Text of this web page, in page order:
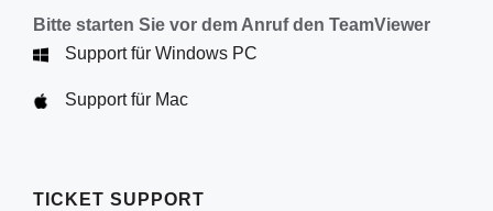
Bitte starten Sie vor dem Anruf den TeamViewer
Support für Windows PC
Support für Mac
TICKET SUPPORT